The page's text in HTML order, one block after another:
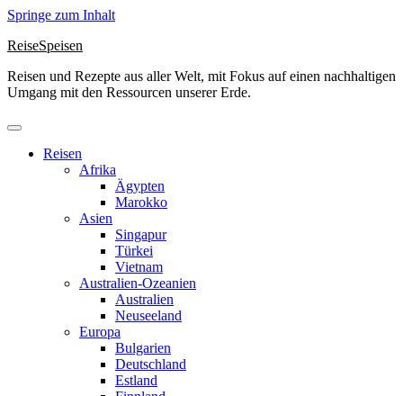
Springe zum Inhalt
ReiseSpeisen
Reisen und Rezepte aus aller Welt, mit Fokus auf einen nachhaltigen
Umgang mit den Ressourcen unserer Erde.
Reisen
Afrika
Ägypten
Marokko
Asien
Singapur
Türkei
Vietnam
Australien-Ozeanien
Australien
Neuseeland
Europa
Bulgarien
Deutschland
Estland